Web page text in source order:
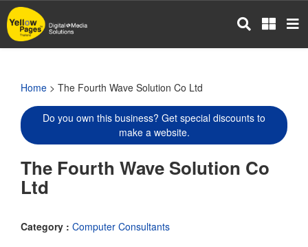
Skip
to
main
Home > The Fourth Wave Solution Co Ltd
Do you own this business? Get special discounts to
make a website.
The Fourth Wave Solution Co
Ltd
Category : Computer Consultants